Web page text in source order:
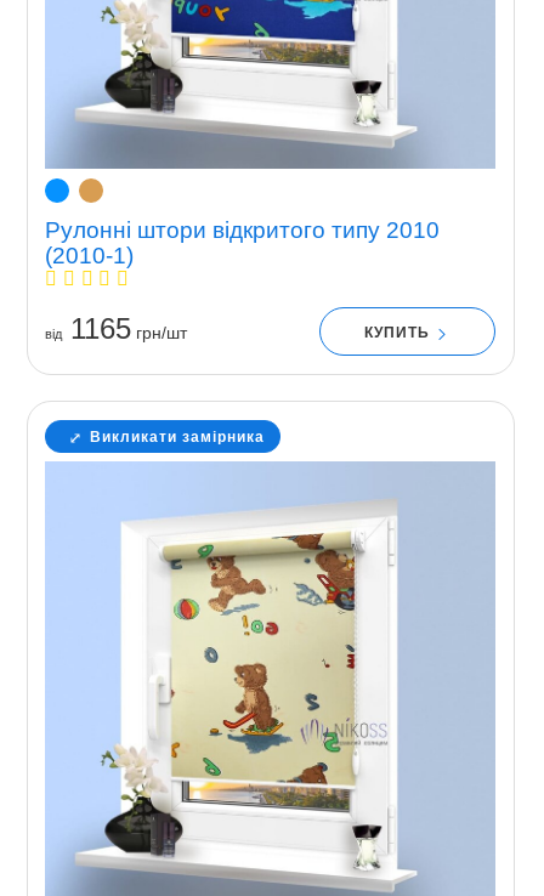
Рулонні штори відкритого типу 2010
(2010-1)
вiд1165грн/шт КУПИТЬ
Викликати замірника